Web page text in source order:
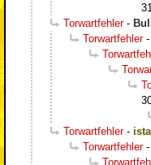
Torwartfehler-
Torwartfehler-
Torwartfehler-
Torwartfehler-